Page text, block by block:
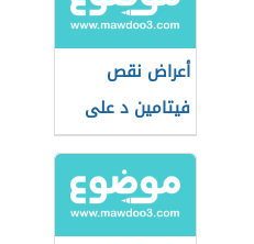
أعراض نقص
فيتامين د على
الجلد